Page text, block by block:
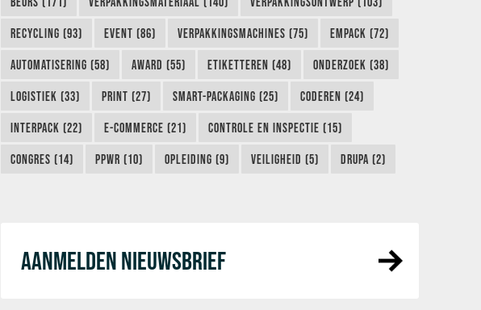
RECYCLING (93) EVENT (86) VERPAKKINGSMACHINES (75) EMPACK (72)
AUTOMATISERING (58) AWARD (55) ETIKETTEREN (48) ONDERZOEK (38)
LOGISTIEK (33) PRINT (27) SMART-PACKAGING (25) CODEREN (24)
INTERPACK (22) E-COMMERCE (21) CONTROLE EN INSPECTIE (15)
CONGRES (14) PPWR (10) OPLEIDING (9) VEILIGHEID (5) DRUPA (2)
AANMELDEN NIEUWSBRIEF